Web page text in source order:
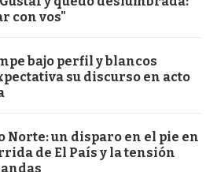
con vos"
bajo perfil y blancos
su discurso en acto
Norte: un disparo en el pie en
de El País y la tensión